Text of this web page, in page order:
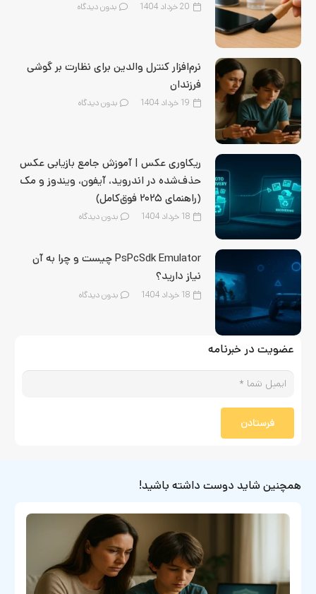
20 خرداد 1404 بدون دیدگاه
نرم‌افزار کنترل والدین برای نظارت بر گوشی
فرزندان
19 خرداد 1404 بدون دیدگاه
ریکاوری عکس | آموزش جامع بازیابی عکس
حذف‌شده در اندروید، آیفون، ویندوز و مک
(راهنمای ۲۰۲۵ فوق‌کامل)
18 خرداد 1404 بدون دیدگاه
PsPcSdk Emulator چیست و چرا به آن
نیاز دارید؟
18 خرداد 1404 بدون دیدگاه
عضویت در خبرنامه
فرستادن
همچنین شاید دوست داشته باشید!